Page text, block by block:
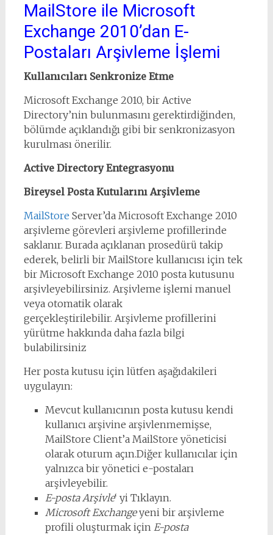
MailStore ile Microsoft
Exchange 2010’dan E-
Postaları Arşivleme İşlemi
Kullanıcıları Senkronize Etme
Microsoft Exchange 2010, bir Active
Directory’nin bulunmasını gerektirdiğinden,
bölümde açıklandığı gibi bir senkronizasyon
kurulması önerilir.
Active Directory Entegrasyonu
Bireysel Posta Kutularını Arşivleme
MailStore Server’da Microsoft Exchange 2010
arşivleme görevleri arşivleme profillerinde
saklanır. Burada açıklanan prosedürü takip
ederek, belirli bir MailStore kullanıcısı için tek
bir Microsoft Exchange 2010 posta kutusunu
arşivleyebilirsiniz. Arşivleme işlemi manuel
veya otomatik olarak
gerçekleştirilebilir. Arşivleme profillerini
yürütme hakkında daha fazla bilgi
bulabilirsiniz
Her posta kutusu için lütfen aşağıdakileri
uygulayın:
Mevcut kullanıcının posta kutusu kendi
kullanıcı arşivine arşivlenmemişse,
MailStore Client’a MailStore yöneticisi
olarak oturum açın.Diğer kullanıcılar için
yalnızca bir yönetici e-postaları
arşivleyebilir.
E-posta Arşivle‘ yi Tıklayın.
Microsoft Exchangeyeni bir arşivleme
profili oluşturmak için E-posta